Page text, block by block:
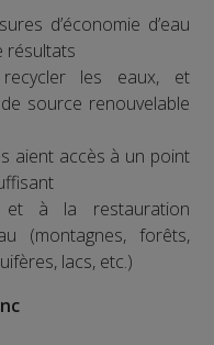
d’économie d’eau
résultats
les eaux, et
source renouvelable
aient accès à un point
et à la restauration
(montagnes, forêts,
lacs, etc.)